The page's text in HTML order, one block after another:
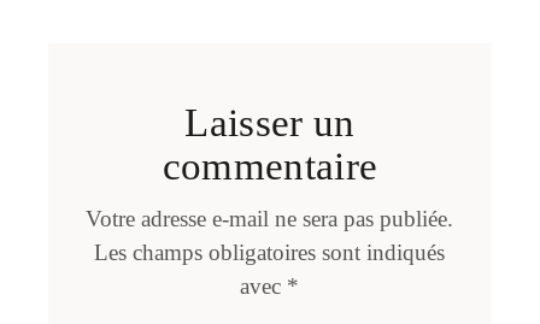
Laisser un
commentaire
Votre adresse e-mail ne sera pas publiée.
Les champs obligatoires sont indiqués
avec *